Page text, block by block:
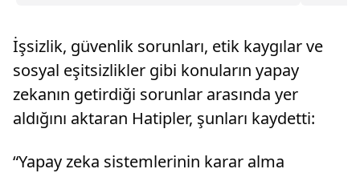
İşsizlik, güvenlik sorunları, etik kaygılar ve
sosyal eşitsizlikler gibi konuların yapay
zekanın getirdiği sorunlar arasında yer
aldığını aktaran Hatipler, şunları kaydetti:
“Yapay zeka sistemlerinin karar alma